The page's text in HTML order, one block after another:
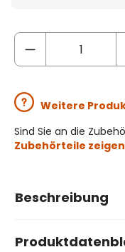
Weitere
Sind Sie an die
Zubehörteile zeigen
Beschreibung